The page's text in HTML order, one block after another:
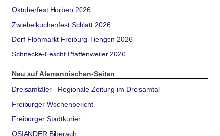
Oktoberfest Horben 2026
Zwiebelkuchenfest Schlatt 2026
Dorf-Flohmarkt Freiburg-Tiengen 2026
Schnecke-Fescht Pfaffenweiler 2026
Neu auf Alemannischen-Seiten
Dreisamtäler - Regionale Zeitung im Dreisamtal
Freiburger Wochenbericht
Freiburger Stadtkurier
OSIANDER Biberach